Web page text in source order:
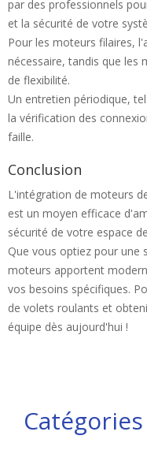
par des professionnels
et la sécurité de votre
Pour les moteurs filaires,
nécessaire, tandis que les
de flexibilité.
Un entretien périodique,
la vérification des
faille.
Conclusion
L'intégration de moteurs
est un moyen efficace
sécurité de votre espace
Que vous optiez pour une
moteurs apportent
vos besoins spécifiques.
de volets roulants et
équipe dès aujourd'hui !